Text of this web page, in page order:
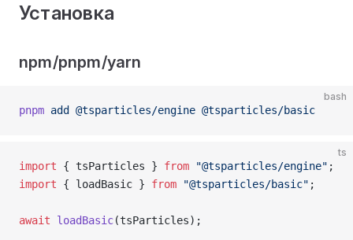
Установка
npm/pnpm/yarn
bash
pnpm add @tsparticles/engine @tsparticles/basic
ts
import { tsParticles } from "@tsparticles/engine" ;
import { loadBasic } from "@tsparticles/basic" ;
await loadBasic(tsParticles);